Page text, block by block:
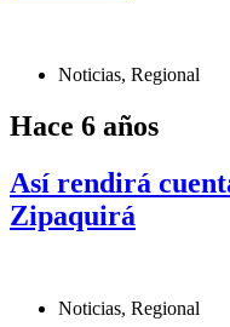
Noticias, Regional
Hace 6 años
Así rendirá
Zipaquirá
Noticias, Regional